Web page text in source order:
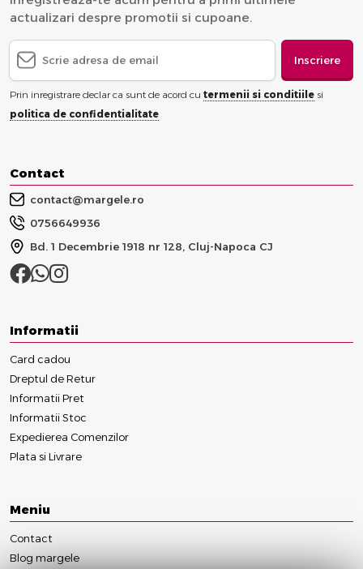
actualizari despre promotii si cupoane.
Inscriere
Prin inregistrare declar ca sunt de acord cu termenii si conditiile si
politica de confidentialitate
Contact
contact@margele.ro
0756649936
Bd. 1 Decembrie 1918 nr 128, Cluj-Napoca CJ
Informatii
Card cadou
Dreptul de Retur
Informatii Pret
Informatii Stoc
Expedierea Comenzilor
Plata si Livrare
Meniu
Contact
Blog margele